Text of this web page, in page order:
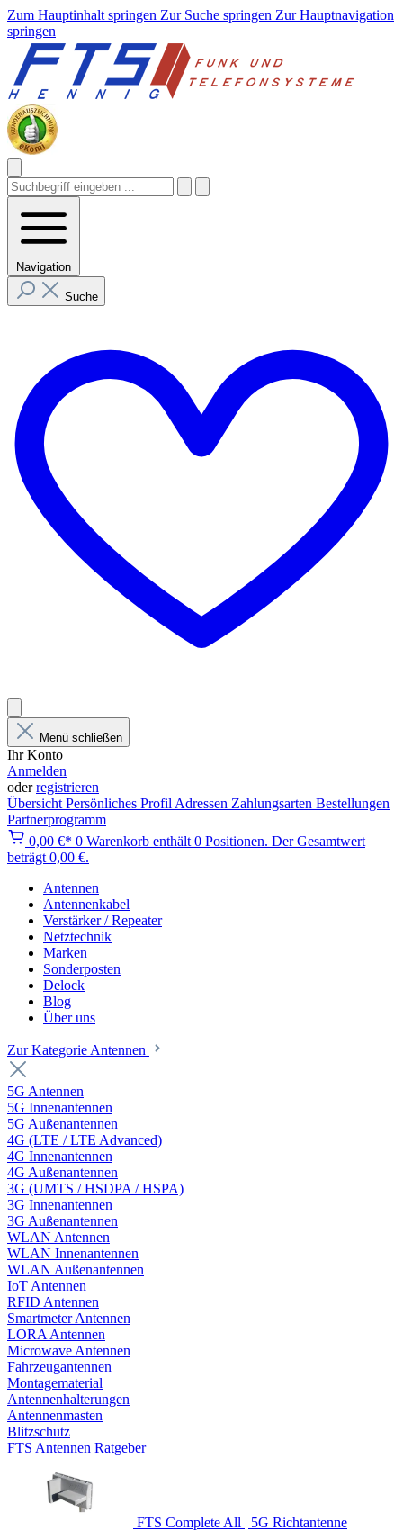
Zum Hauptinhalt springen Zur Suche springen Zur Hauptnavigation
springen
Navigation
Suche
Menü schließen
Ihr Konto
Anmelden
oderregistrieren
Übersicht Persönliches Profil Adressen Zahlungsarten Bestellungen
Partnerprogramm
0,00 €* 0 Warenkorb enthält 0 Positionen. Der Gesamtwert
beträgt 0,00 €.
Antennen
Antennenkabel
Verstärker / Repeater
Netztechnik
Marken
Sonderposten
Delock
Blog
Über uns
Zur Kategorie Antennen
5G Antennen
5G Innenantennen
5G Außenantennen
4G (LTE / LTE Advanced)
4G Innenantennen
4G Außenantennen
3G (UMTS / HSDPA / HSPA)
3G Innenantennen
3G Außenantennen
WLAN Antennen
WLAN Innenantennen
WLAN Außenantennen
IoT Antennen
RFID Antennen
Smartmeter Antennen
LORA Antennen
Microwave Antennen
Fahrzeugantennen
Montagematerial
Antennenhalterungen
Antennenmasten
Blitzschutz
FTS Antennen Ratgeber
FTS Complete All | 5G Richtantenne